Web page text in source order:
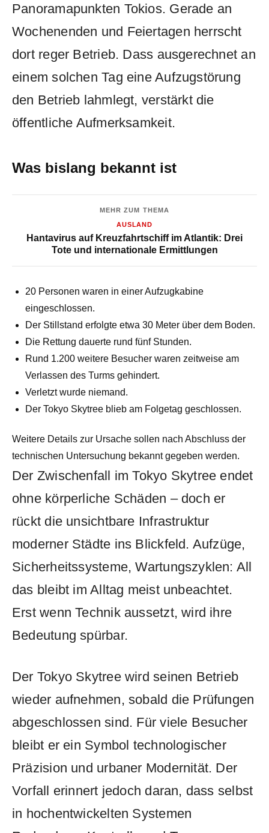
Panoramapunkten Tokios. Gerade an
Wochenenden und Feiertagen herrscht
dort reger Betrieb. Dass ausgerechnet an
einem solchen Tag eine Aufzugstörung
den Betrieb lahmlegt, verstärkt die
öffentliche Aufmerksamkeit.
Was bislang bekannt ist
MEHR ZUM THEMA
AUSLAND
Hantavirus auf Kreuzfahrtschiff im Atlantik: Drei
Tote und internationale Ermittlungen
20 Personen waren in einer Aufzugkabine
eingeschlossen.
Der Stillstand erfolgte etwa 30 Meter über dem Boden.
Die Rettung dauerte rund fünf Stunden.
Rund 1.200 weitere Besucher waren zeitweise am
Verlassen des Turms gehindert.
Verletzt wurde niemand.
Der Tokyo Skytree blieb am Folgetag geschlossen.
Weitere Details zur Ursache sollen nach Abschluss der
technischen Untersuchung bekannt gegeben werden.
Der Zwischenfall im Tokyo Skytree endet
ohne körperliche Schäden – doch er
rückt die unsichtbare Infrastruktur
moderner Städte ins Blickfeld. Aufzüge,
Sicherheitssysteme, Wartungszyklen: All
das bleibt im Alltag meist unbeachtet.
Erst wenn Technik aussetzt, wird ihre
Bedeutung spürbar.
Der Tokyo Skytree wird seinen Betrieb
wieder aufnehmen, sobald die Prüfungen
abgeschlossen sind. Für viele Besucher
bleibt er ein Symbol technologischer
Präzision und urbaner Modernität. Der
Vorfall erinnert jedoch daran, dass selbst
in hochentwickelten Systemen